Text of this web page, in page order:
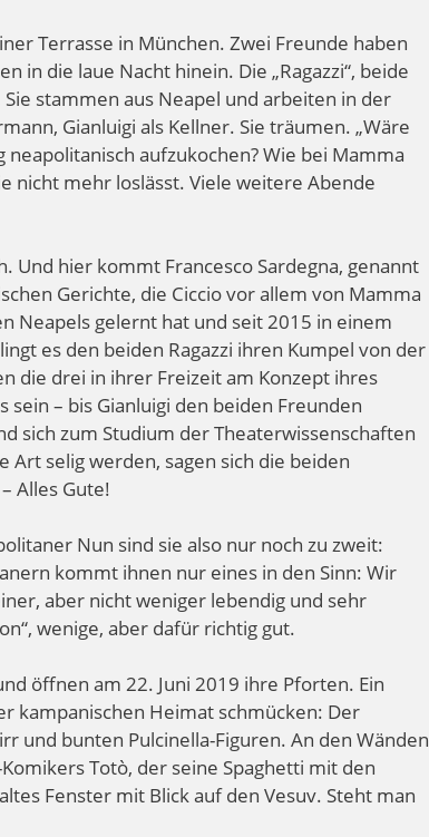
Terrasse in München. Zwei Freunde haben
in die laue Nacht hinein. Die „Ragazzi“, beide
stammen aus Neapel und arbeiten in der
Gianluigi als Kellner. Sie träumen. „Wäre
neapolitanisch aufzukochen? Wie bei Mamma
nicht mehr loslässt. Viele weitere Abende
Und hier kommt Francesco Sardegna, genannt
Gerichte, die Ciccio vor allem von Mamma
Neapels gelernt hat und seit 2015 in einem
es den beiden Ragazzi ihren Kumpel von der
die drei in ihrer Freizeit am Konzept ihres
– bis Gianluigi den beiden Freunden
sich zum Studium der Theaterwissenschaften
Art selig werden, sagen sich die beiden
Alles Gute!
Nun sind sie also nur noch zu zweit:
kommt ihnen nur eines in den Sinn: Wir
aber nicht weniger lebendig und sehr
wenige, aber dafür richtig gut.
öffnen am 22. Juni 2019 ihre Pforten. Ein
kampanischen Heimat schmücken: Der
und bunten Pulcinella-Figuren. An den Wänden
Totò, der seine Spaghetti mit den
Fenster mit Blick auf den Vesuv. Steht man